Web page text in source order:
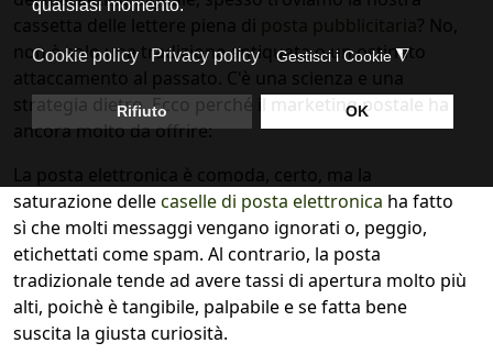
cassetta delle lettere piena di posta pubblicitaria? No,
non è solo una tradizione antiquata o un ostinato
attaccamento al passato. C'è una scienza e una
strategia dietro. Ecco perché il marketing postale ha
ancora molto da offrire:
La posta elettronica è comoda, certo, ma la
saturazione dellecaselle di posta elettronica ha fatto
sì che molti messaggi vengano ignorati o, peggio,
etichettati come spam. Al contrario, la posta
tradizionale tende ad avere tassi di apertura molto più
alti, poichè è tangibile, palpabile e se fatta bene
suscita la giusta curiosità.